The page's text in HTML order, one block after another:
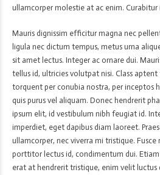
ullamcorper molestie at ac enim. Curabitur
Mauris dignissim efficitur magna nec
ligula nec dictum tempus, metus urna
sit amet lectus. Integer ac ornare dui.
tellus id, ultricies volutpat nisi. Class
torquent per conubia nostra, per inceptos
quis purus vel aliquam. Donec hendrerit
ipsum elit, id vestibulum nibh feugiat id.
imperdiet, eget dapibus diam laoreet.
ullamcorper, nec viverra mi tristique. Fusce
porttitor lectus id, condimentum dui.
erat at hendrerit tristique, enim velit luctus